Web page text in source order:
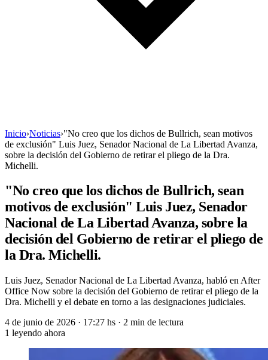
Inicio›Noticias›"No creo que los dichos de Bullrich, sean motivos
de exclusión" Luis Juez, Senador Nacional de La Libertad Avanza,
sobre la decisión del Gobierno de retirar el pliego de la Dra.
Michelli.
"No creo que los dichos de Bullrich, sean
motivos de exclusión" Luis Juez, Senador
Nacional de La Libertad Avanza, sobre la
decisión del Gobierno de retirar el pliego de
la Dra. Michelli.
Luis Juez, Senador Nacional de La Libertad Avanza, habló en After
Office Now sobre la decisión del Gobierno de retirar el pliego de la
Dra. Michelli y el debate en torno a las designaciones judiciales.
4 de junio de 2026 · 17:27 hs · 2 min de lectura
1 leyendo ahora